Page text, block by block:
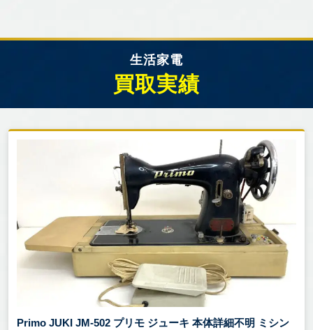
生活家電
買取実績
Primo JUKI JM-502 プリモ ジューキ 本体詳細不明 ミシン